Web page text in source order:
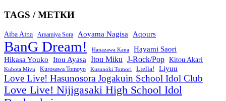
TAGS / МЕТКИ
Aiba Aina Amamiya Sora Aoyama Nagisa Aqours
BanG Dream! Hanazawa Kana
Hayami Saori
Hikasa Youko
Itou Ayasa Itou Miku J-Rock/Pop Kitou Akari
Kubota Miyu Kurosawa Tomoyo Kusunoki Tomori Liella! Liyuu
Love Live! Hasunosora Jogakuin School Idol Club
Love Live! Nijigasaki High School Idol